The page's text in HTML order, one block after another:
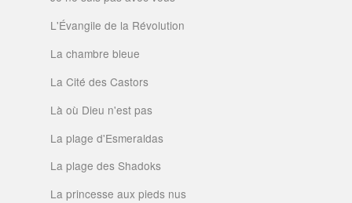
L'Évangile de la Révolution
La chambre bleue
La Cité des Castors
Là où Dieu n'est pas
La plage d'Esmeraldas
La plage des Shadoks
La princesse aux pieds nus